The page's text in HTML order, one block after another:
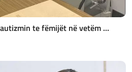
te fëmijët në vetëm ...